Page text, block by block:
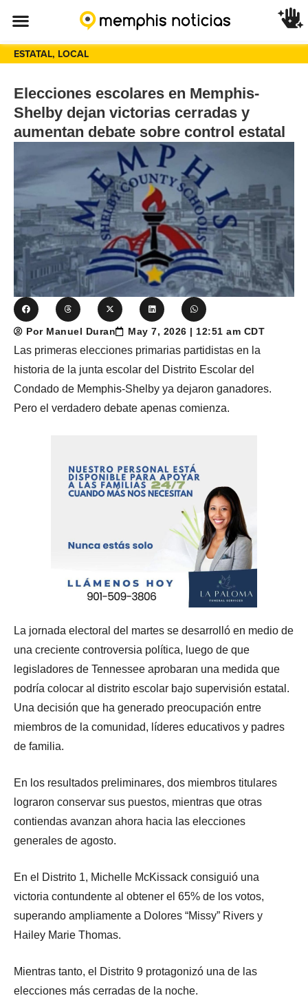
ESTATAL, LOCAL
Elecciones escolares en Memphis-
Shelby dejan victorias cerradas y
aumentan debate sobre control estatal
Por Manuel Duran May 7, 2026 | 12:51 am CDT
Las primeras elecciones primarias partidistas en la
historia de la junta escolar del Distrito Escolar del
Condado de Memphis-Shelby ya dejaron ganadores.
Pero el verdadero debate apenas comienza.
La jornada electoral del martes se desarrolló en medio de
una creciente controversia política, luego de que
legisladores de Tennessee aprobaran una medida que
podría colocar al distrito escolar bajo supervisión estatal.
Una decisión que ha generado preocupación entre
miembros de la comunidad, líderes educativos y padres
de familia.
En los resultados preliminares, dos miembros titulares
lograron conservar sus puestos, mientras que otras
contiendas avanzan ahora hacia las elecciones
generales de agosto.
En el Distrito 1, Michelle McKissack consiguió una
victoria contundente al obtener el 65% de los votos,
superando ampliamente a Dolores “Missy” Rivers y
Hailey Marie Thomas.
Mientras tanto, el Distrito 9 protagonizó una de las
elecciones más cerradas de la noche.